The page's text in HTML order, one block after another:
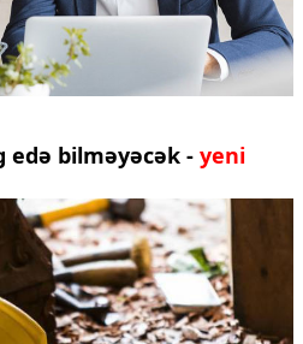
edə bilməyəcək - yeni